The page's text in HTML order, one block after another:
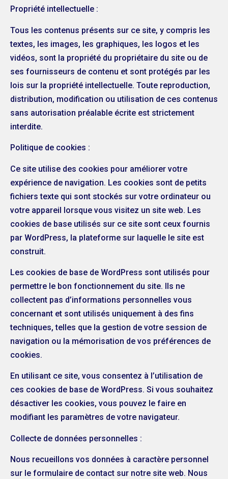
Propriété intellectuelle :
Tous les contenus présents sur ce site, y compris les
textes, les images, les graphiques, les logos et les
vidéos, sont la propriété du propriétaire du site ou de
ses fournisseurs de contenu et sont protégés par les
lois sur la propriété intellectuelle. Toute reproduction,
distribution, modification ou utilisation de ces contenus
sans autorisation préalable écrite est strictement
interdite.
Politique de cookies :
Ce site utilise des cookies pour améliorer votre
expérience de navigation. Les cookies sont de petits
fichiers texte qui sont stockés sur votre ordinateur ou
votre appareil lorsque vous visitez un site web. Les
cookies de base utilisés sur ce site sont ceux fournis
par WordPress, la plateforme sur laquelle le site est
construit.
Les cookies de base de WordPress sont utilisés pour
permettre le bon fonctionnement du site. Ils ne
collectent pas d’informations personnelles vous
concernant et sont utilisés uniquement à des fins
techniques, telles que la gestion de votre session de
navigation ou la mémorisation de vos préférences de
cookies.
En utilisant ce site, vous consentez à l’utilisation de
ces cookies de base de WordPress. Si vous souhaitez
désactiver les cookies, vous pouvez le faire en
modifiant les paramètres de votre navigateur.
Collecte de données personnelles :
Nous recueillons vos données à caractère personnel
sur le formulaire de contact sur notre site web. Nous